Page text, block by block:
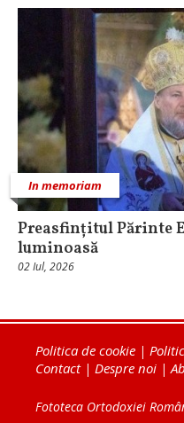
In memoriam
Preasfințitul Părinte
luminoasă
02 Iul, 2026
Politica de cookie |
Contact| Despre noi |
Fototeca Ortodoxiei